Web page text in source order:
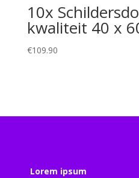
10x
kwaliteit 40 x
€109.90
Lorem ipsum